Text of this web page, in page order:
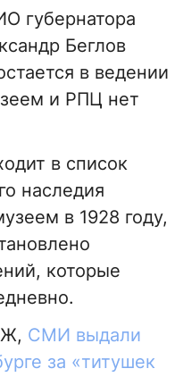
губернатора
Беглов
в ведении
и РПЦ нет
в список
наследия
в 1928 году,
которые
СМИ выдали
за «титушек